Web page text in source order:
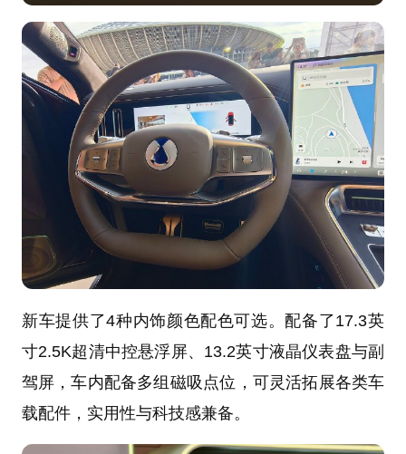
新车提供了4种内饰颜色配色可选。配备了17.3英
寸2.5K超清中控悬浮屏、13.2英寸液晶仪表盘与副
驾屏，车内配备多组磁吸点位，可灵活拓展各类车
载配件，实用性与科技感兼备。